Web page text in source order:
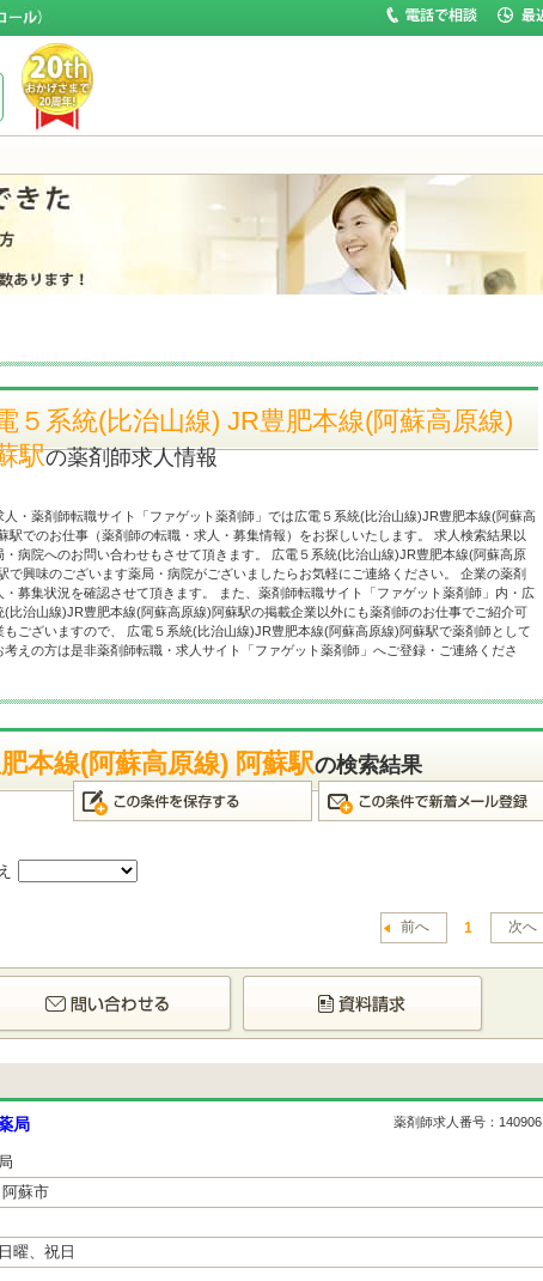
５系統(比治山線) JR豊肥本線(阿蘇高原線)
駅の薬剤師求人情報
人・薬剤師転職サイト「ファゲット薬剤師」では広電５系統(比治山線)JR豊肥本線(阿蘇高
駅でのお仕事（薬剤師の転職・求人・募集情報）をお探しいたします。 求人検索結果以
・病院へのお問い合わせもさせて頂きます。 広電５系統(比治山線)JR豊肥本線(阿蘇高原
で興味のございます薬局・病院がございましたらお気軽にご連絡ください。 企業の薬剤
・募集状況を確認させて頂きます。 また、薬剤師転職サイト「ファゲット薬剤師」内・広
(比治山線)JR豊肥本線(阿蘇高原線)阿蘇駅の掲載企業以外にも薬剤師のお仕事でご紹介可
もございますので、 広電５系統(比治山線)JR豊肥本線(阿蘇高原線)阿蘇駅で薬剤師として
考えの方は是非薬剤師転職・求人サイト「ファゲット薬剤師」へご登録・ご連絡くださ
本線(阿蘇高原線) 阿蘇駅の検索結果
前へ 1 次へ
局 薬剤師求人番号：140906
蘇市
曜、祝日